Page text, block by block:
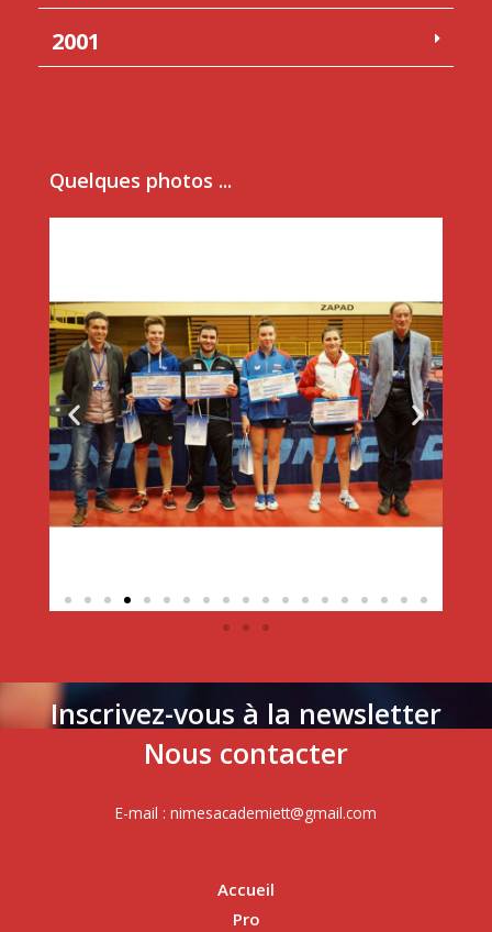
2001
Quelques photos ...
Inscrivez-vous à la newsletter
Nous contacter
E-mail : nimesacademiett@gmail.com
Accueil
Pro